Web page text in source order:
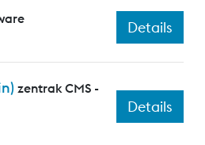
Details
zentrak CMS -
Details